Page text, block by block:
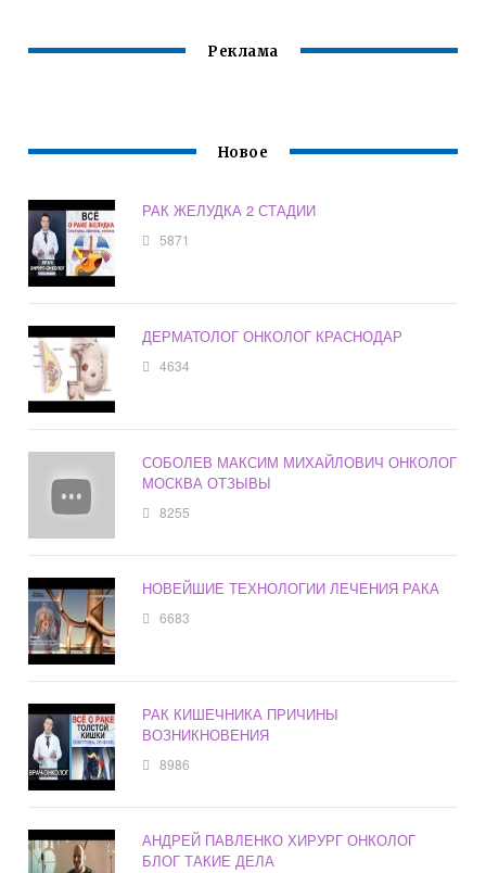
Реклама
Новое
РАК ЖЕЛУДКА 2 СТАДИИ
5871
ДЕРМАТОЛОГ ОНКОЛОГ КРАСНОДАР
4634
СОБОЛЕВ МАКСИМ МИХАЙЛОВИЧ ОНКОЛОГ
МОСКВА ОТЗЫВЫ
8255
НОВЕЙШИЕ ТЕХНОЛОГИИ ЛЕЧЕНИЯ РАКА
6683
РАК КИШЕЧНИКА ПРИЧИНЫ
ВОЗНИКНОВЕНИЯ
8986
АНДРЕЙ ПАВЛЕНКО ХИРУРГ ОНКОЛОГ
БЛОГ ТАКИЕ ДЕЛА